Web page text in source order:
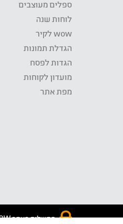
ספלים מעוצבים
לוחות שנה
wow לקיר
הגדלת תמונות
הגדות לפסח
מועדון לקוחות
מפת אתר
התשלום באתר WOW מאובטח בטכנולוגית SSL